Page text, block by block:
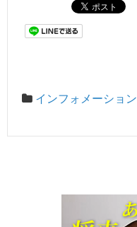
インフォメーション